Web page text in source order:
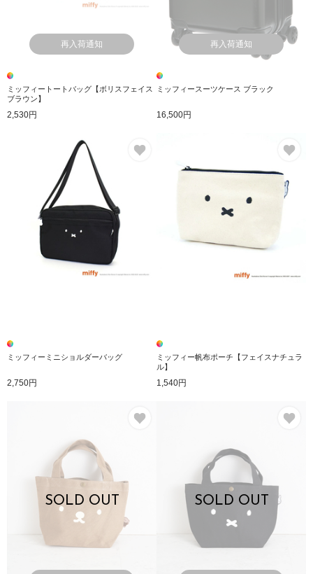
再入荷通知
ミッフィートートバッグ【ボリスフェイス
ブラウン】
2,530円
再入荷通知
ミッフィースーツケース ブラック
16,500円
ミッフィーミニショルダーバッグ
2,750円
ミッフィー帆布ポーチ【フェイスナチュラ
ル】
1,540円
SOLD OUT SOLD OUT